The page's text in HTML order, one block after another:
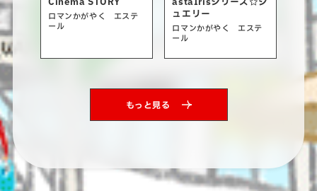
ロマンかがやく エステ
ール
ュエリー
ロマンかがやく エステ
ール
もっと見る